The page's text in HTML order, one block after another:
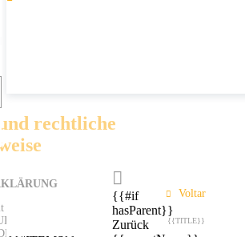

{{#if
hasParent}}
Zurück
Voltar
{{TITLE}}
rechtliche
der VERORDNUNG
RATES vom 27. April